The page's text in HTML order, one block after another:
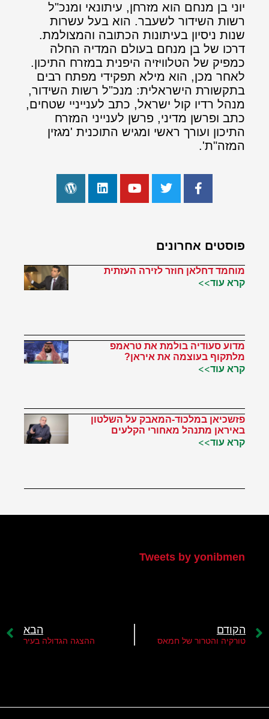
יוני בן מנחם הוא מזרחן, עיתונאי ומנכ"ל
רשות השידור לשעבר. הוא בעל עשרות
שנות ניסיון בעיתונות הכתובה והמצולמת.
דרכו של בן מנחם בעולם המדיה החלה
כמפיק של הטלוויזיה היפנית במזרח התיכון.
לאחר מכן, הוא מילא תפקידי מפתח רבים
בתקשורת הישראלית: מנכ"ל רשות השידור,
מנהל רדיו קול ישראל, כתב לענייניי שטחים,
כתב ופרשן מדיני, פרשן לענייני המזרח
התיכון ועורך ראשי ומגיש התוכנית 'מגזין
המזה"ת'.
פוסטים אחרונים
מוחמד דחלאן חוזר לזירה העזתית
קרא עוד>>
מדוע סעודיה בולמת את טראמפ
מלתקוף בעוצמה את איראן?
קרא עוד>>
פזשכיאן במלכוד-המאבק על השלטון
באיראן מתנהל מאחורי הקלעים
קרא עוד>>
Tweets by yonibmen
הקודם
טורקיה והטרור של חמאס
הבא
ההצגה הגדולה בעיר